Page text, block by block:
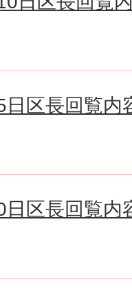
日区長回覧
日区長回覧